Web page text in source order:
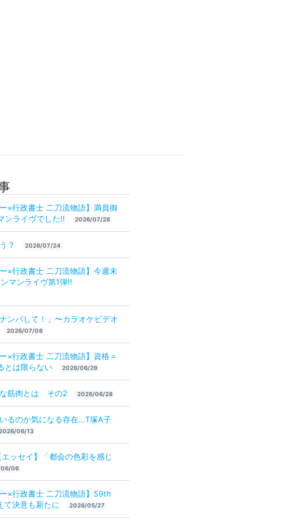
ー×行政書士 二刀流物語】満員御
ンライヴでした!!
2026/07/28
？ 2026/07/24
ー×行政書士 二刀流物語】今週末
マンライヴ第1弾!!
ンパして！」〜カラオケビデオ
2026/07/08
×行政書士 二刀流物語】資格＝
とは限らない
2026/06/29
筋肉とは その2 2026/06/28
るのか気になる存在…T塚A子
06/13
ッセイ】「都会の色彩を感じ
06
ー×行政書士 二刀流物語】59th
て決意も新たに
2026/05/27